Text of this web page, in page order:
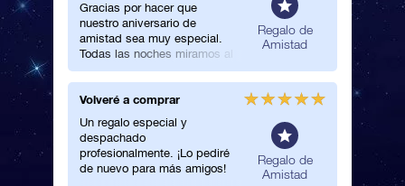
Gracias por hacer que
nuestro aniversario de
amistad sea muy especial.
Todas las noches miramos al
cielo para localizar nuestra
estrella.
Regalo de
Amistad
Volveré a comprar
Un regalo especial y
despachado
profesionalmente. ¡Lo pediré
de nuevo para más amigos!
Regalo de
Amistad
regalo
Por